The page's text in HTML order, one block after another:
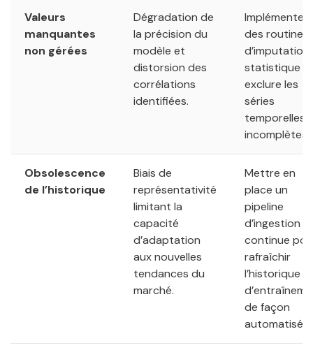
Valeurs
manquantes
non gérées
Dégradation de
la précision du
modèle et
distorsion des
corrélations
identifiées.
Implémenter
des routines
d’imputation
statistique
exclure les
séries
temporelles
incomplètes.
Obsolescence
de l’historique
Biais de
représentativité
limitant la
capacité
d’adaptation
aux nouvelles
tendances du
marché.
Mettre en
place un
pipeline
d’ingestion
continue
rafraîchir
l’historique
de façon
automatisée.